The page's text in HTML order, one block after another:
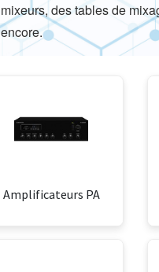
mixeurs, des tables de
encore.
Amplificateurs PA